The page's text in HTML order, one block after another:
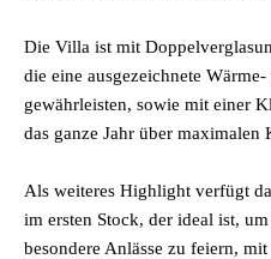
Die Villa ist mit
die eine ausgezeichnete
gewährleisten, sowie mit einer
das ganze Jahr über maximalen
Als weiteres Highlight verfügt
im ersten Stock, der ideal ist,
besondere Anlässe zu feiern,